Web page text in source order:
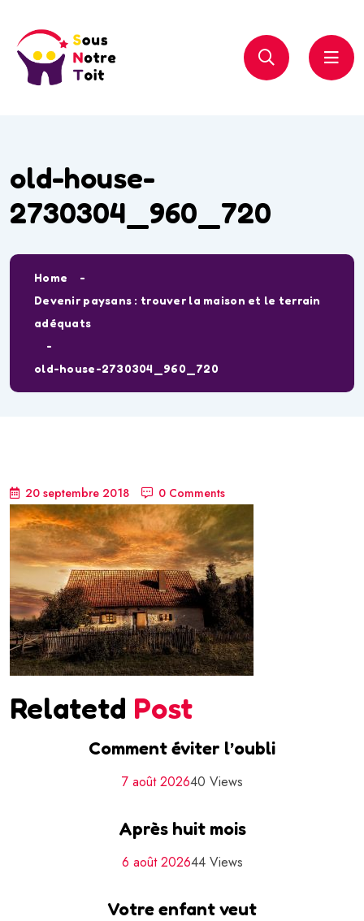
old-house-
2730304_960_720
Home
Devenir paysans : trouver la maison et le terrain
adéquats
old-house-2730304_960_720
20 septembre 2018 0 Comments
Relatetd Post
Comment éviter l’oubli
7 août 202640 Views
Après huit mois
6 août 202644 Views
Votre enfant veut